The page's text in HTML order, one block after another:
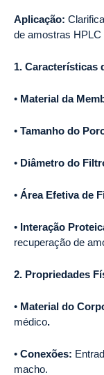
Aplicação:
de amostras HPLC
1. Características
• Material da
• Tamanho do
• Diâmetro do
• Área Efetiva de
• Interação
recuperação de
2. Propriedades
• Material do
médico.
• Conexões:
macho.